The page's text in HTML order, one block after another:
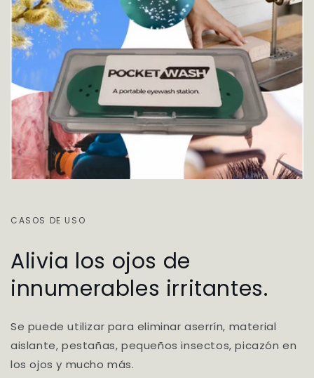
CASOS DE USO
Alivia los ojos de
innumerables irritantes.
Se puede utilizar para eliminar aserrín, material
aislante, pestañas, pequeños insectos, picazón en
los ojos y mucho más.